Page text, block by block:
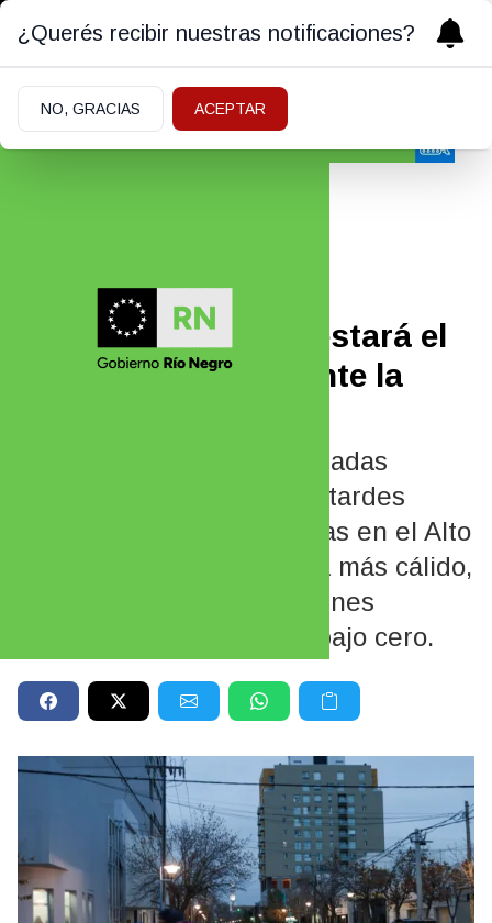
10/05/2026
¿Sigue el frío? Así estará el
clima en Roca durante la
El pronóstico anticipa jornadas
mayormente despejadas, tardes
agradables y mañanas frías en el Alto
Valle. El lunes sería el día más cálido,
mientras que hacia el viernes
regresarían las mínimas bajo cero.
¿Querés recibir nuestras notificaciones?
NO, GRACIAS ACEPTAR